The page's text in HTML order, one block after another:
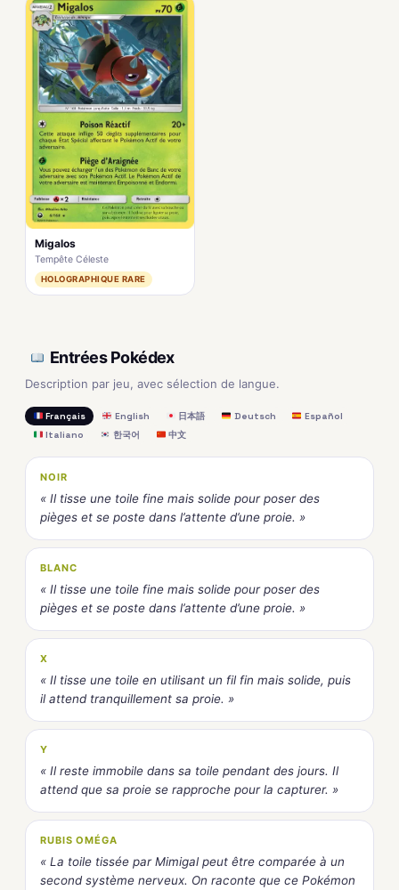
Migalos
Tempête Céleste
HOLOGRAPHIQUE RARE
Entrées Pokédex
Description par jeu, avec sélection de langue.
Français English 日本語 Deutsch
Español
Italiano
한국어 中文
NOIR
« Il tisse une toile fine mais solide pour poser des
pièges et se poste dans l’attente d’une proie. »
BLANC
« Il tisse une toile fine mais solide pour poser des
pièges et se poste dans l’attente d’une proie. »
X
« Il tisse une toile en utilisant un fil fin mais solide, puis
il attend tranquillement sa proie. »
Y
« Il reste immobile dans sa toile pendant des jours. Il
attend que sa proie se rapproche pour la capturer. »
RUBIS OMÉGA
« La toile tissée par Mimigal peut être comparée à un
second système nerveux. On raconte que ce Pokémon